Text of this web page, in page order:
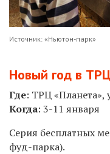
Источник: «Ньютон-парк»
Новый год в
Где: ТРЦ «Планета»,
Когда: 3-11 января
Серия бесплатных
фуд-парка).